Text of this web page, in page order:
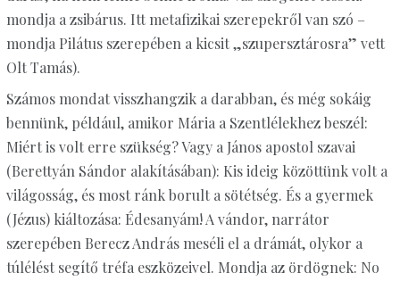
mondja a zsibárus. Itt metafizikai szerepekről van szó –
mondja Pilátus szerepében a kicsit „szupersztárosra” vett
Olt Tamás).
Számos mondat visszhangzik a darabban, és még sokáig
bennünk, például, amikor Mária a Szentlélekhez beszél:
Miért is volt erre szükség? Vagy a János apostol szavai
(Berettyán Sándor alakításában): Kis ideig közöttünk volt a
világosság, és most ránk borult a sötétség. És a gyermek
(Jézus) kiáltozása: Édesanyám! A vándor, narrátor
szerepében Berecz András meséli el a drámát, olykor a
túlélést segítő tréfa eszközeivel. Mondja az ördögnek: No